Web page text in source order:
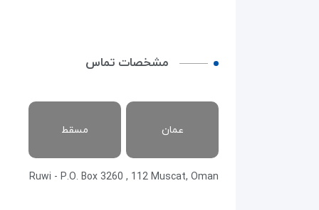
مشخصات تماس
عمان مسقط
Ruwi - P.O. Box 3260 , 112 Muscat, Oman